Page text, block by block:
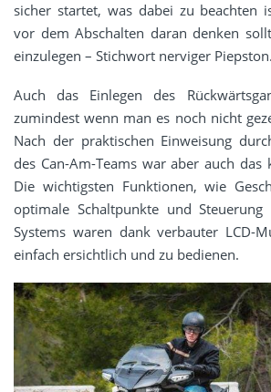
sicher startet, was dabei zu beachten
vor dem Abschalten daran denken
einzulegen – Stichwort nerviger Piepston.
Auch das Einlegen des
zumindest wenn man es noch nicht
Nach der praktischen Einweisung
des Can-Am-Teams war aber auch
Die wichtigsten Funktionen, wie
optimale Schaltpunkte und Steuerung
Systems waren dank verbauter LCD-
einfach ersichtlich und zu bedienen.